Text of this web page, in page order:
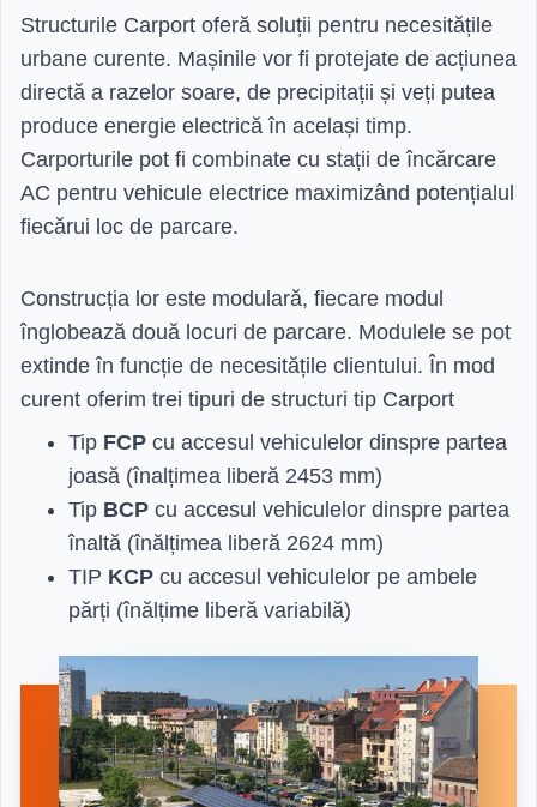
Structurile Carport oferă soluții pentru necesitățile
urbane curente. Mașinile vor fi protejate de acțiunea
directă a razelor soare, de precipitații și veți putea
produce energie electrică în același timp.
Carporturile pot fi combinate cu stații de încărcare
AC pentru vehicule electrice maximizând potențialul
fiecărui loc de parcare.
Construcția lor este modulară, fiecare modul
înglobează două locuri de parcare. Modulele se pot
extinde în funcție de necesitățile clientului. În mod
curent oferim trei tipuri de structuri tip Carport
Tip FCP cu accesul vehiculelor dinspre partea
joasă (înalțimea liberă 2453 mm)
Tip BCP cu accesul vehiculelor dinspre partea
înaltă (înălțimea liberă 2624 mm)
TIP KCP cu accesul vehiculelor pe ambele
părți (înălțime liberă variabilă)